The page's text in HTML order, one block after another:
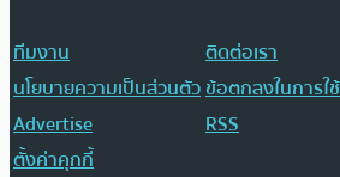
ทีมงาน
ติดต่อเรา
นโยบายความเป็นส่วนตัวข้อตกลงในการใ
Advertise
RSS
ตั้งค่าคุกกี้